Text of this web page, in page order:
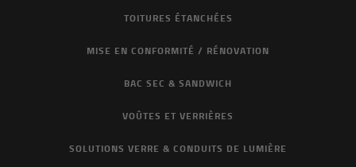
TOITURES ÉTANCHÉES
MISE EN CONFORMITÉ / RÉNOVATION
BAC SEC & SANDWICH
VOÛTES ET VERRIÈRES
SOLUTIONS VERRE & CONDUITS DE LUMIÈRE